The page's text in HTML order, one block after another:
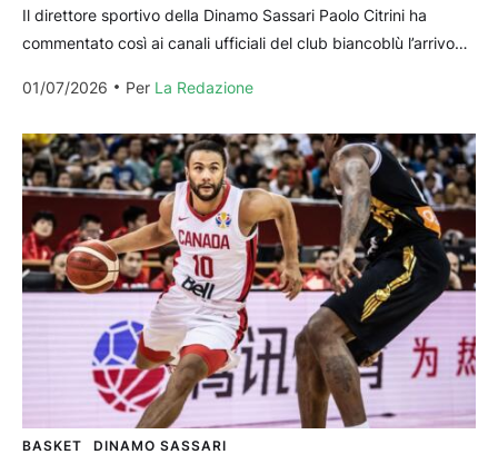
Il direttore sportivo della Dinamo Sassari Paolo Citrini ha
commentato così ai canali ufficiali del club biancoblù l’arrivo
era...
01/07/2026 Per La Redazione
BASKET DINAMO SASSARI